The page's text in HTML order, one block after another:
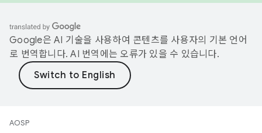
Google은 AI 기술을 사용하여 콘텐츠를 사용자의 기본 언어
로 번역합니다. AI 번역에는 오류가 있을 수 있습니다.
AOSP